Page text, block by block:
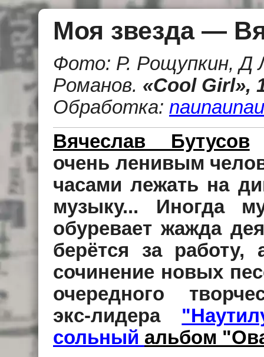
Моя звезда —
Фото: Р. Рощупкин, Д
Романов. «Cool Girl»,
Обработка:
Вячеслав Бутусов
очень ленивым
часами лежать на
музыку... Иногда
обуревает жажда
берётся за
сочинение новых
очередного
экс-лидера
сольный альбом